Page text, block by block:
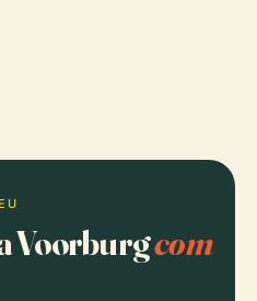
Voorburgcom